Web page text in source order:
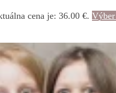
cena je: 36.00 €.